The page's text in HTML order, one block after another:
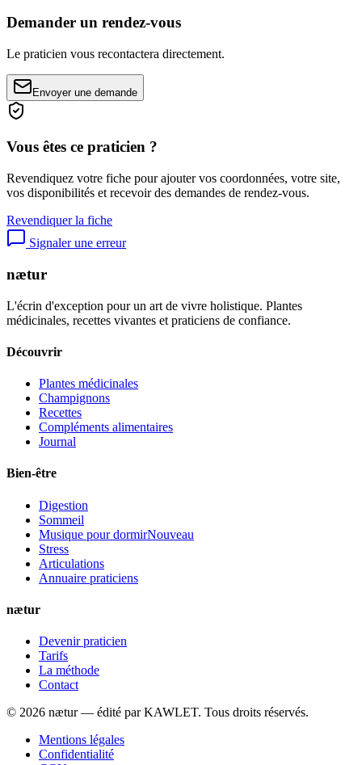
Demander un rendez-vous
Le praticien vous recontactera directement.
Envoyer une demande
Vous êtes ce praticien ?
Revendiquez votre fiche pour ajouter vos coordonnées, votre site,
vos disponibilités et recevoir des demandes de rendez-vous.
Revendiquer la fiche
Signaler une erreur
nætur
L'écrin d'exception pour un art de vivre holistique. Plantes
médicinales, recettes vivantes et praticiens de confiance.
Découvrir
Plantes médicinales
Champignons
Recettes
Compléments alimentaires
Journal
Bien-être
Digestion
Sommeil
Musique pour dormirNouveau
Stress
Articulations
Annuaire praticiens
nætur
Devenir praticien
Tarifs
La méthode
Contact
© 2026 nætur — édité par KAWLET. Tous droits réservés.
Mentions légales
Confidentialité